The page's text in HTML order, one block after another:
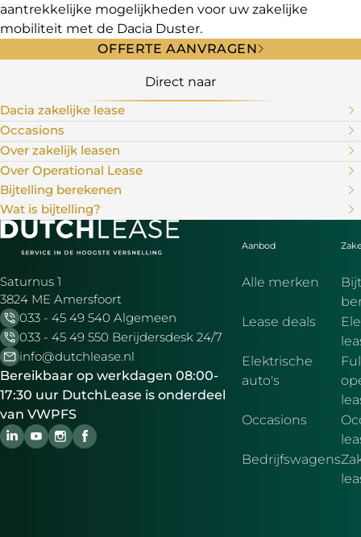
aantrekkelijke mogelijkheden voor uw zakelijke
mobiliteit met de Dacia Duster.
OFFERTE AANVRAGEN
Direct naar
Dacia zakelijke lease
Occasions
Over zakelijk leasen
Over Operational Lease
Bijtelling berekenen
Wat is bijtelling?
Saturnus 1
3824 ME Amersfoort
033 - 45 49 540 Algemeen
033 - 45 49 550 Berijdersdesk 24/7
info@dutchlease.nl
Bereikbaar op werkdagen 08:00-
17:30 uur DutchLease is onderdeel
van VWPFS
Aanbod
Alle merken
Lease deals
Elektrische
auto's
Occasions
Bedrijfswagens